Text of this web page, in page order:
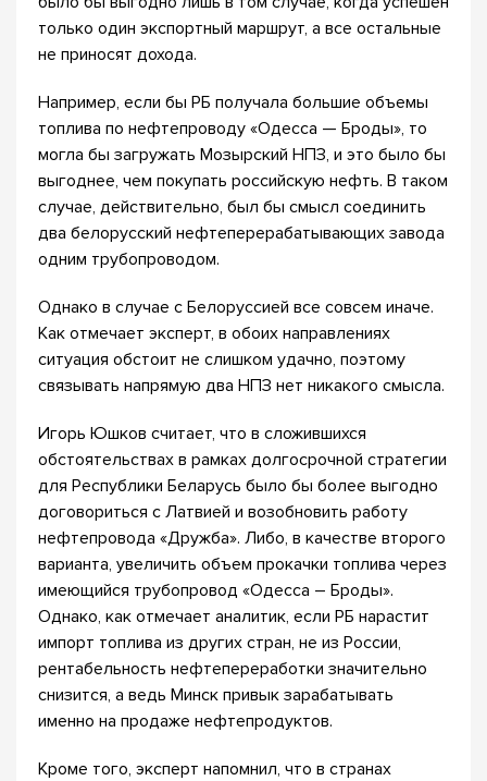
только один экспортный маршрут, а все остальные
не приносят дохода.
Например, если бы РБ получала большие объемы
топлива по нефтепроводу «Одесса — Броды», то
могла бы загружать Мозырский НПЗ, и это было бы
выгоднее, чем покупать российскую нефть. В таком
случае, действительно, был бы смысл соединить
два белорусский нефтеперерабатывающих завода
одним трубопроводом.
Однако в случае с Белоруссией все совсем иначе.
Как отмечает эксперт, в обоих направлениях
ситуация обстоит не слишком удачно, поэтому
связывать напрямую два НПЗ нет никакого смысла.
Игорь Юшков считает, что в сложившихся
обстоятельствах в рамках долгосрочной стратегии
для Республики Беларусь было бы более выгодно
договориться с Латвией и возобновить работу
нефтепровода «Дружба». Либо, в качестве второго
варианта, увеличить объем прокачки топлива через
имеющийся трубопровод «Одесса – Броды».
Однако, как отмечает аналитик, если РБ нарастит
импорт топлива из других стран, не из России,
рентабельность нефтепереработки значительно
снизится, а ведь Минск привык зарабатывать
именно на продаже нефтепродуктов.
Кроме того, эксперт напомнил, что в странах